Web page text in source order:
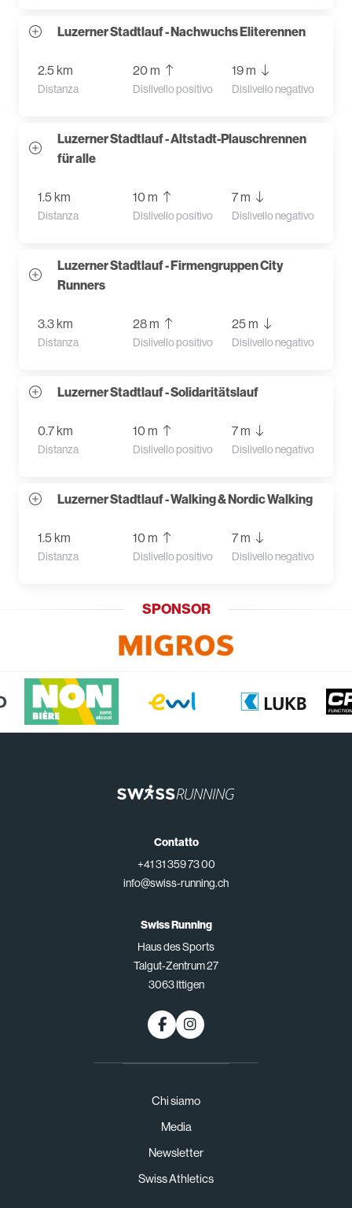
Luzerner Stadtlauf - Nachwuchs Eliterennen
2.5 km
Distanza
20 m
Dislivello positivo
19 m
Dislivello negativo
Luzerner Stadtlauf - Altstadt-Plauschrennen
für alle
1.5 km
Distanza
10 m
Dislivello positivo
7 m
Dislivello negativo
Luzerner Stadtlauf - Firmengruppen City
Runners
3.3 km
Distanza
28 m
Dislivello positivo
25 m
Dislivello negativo
Luzerner Stadtlauf - Solidaritätslauf
0.7 km
Distanza
10 m
Dislivello positivo
7 m
Dislivello negativo
Luzerner Stadtlauf - Walking & Nordic Walking
1.5 km
Distanza
10 m
Dislivello positivo
7 m
Dislivello negativo
SPONSOR
Chi siamo
Media
Newsletter
Swiss Athletics
Contatto
+41 31 359 73 00
info@swiss-running.ch
Swiss Running
Haus des Sports
Talgut-Zentrum 27
3063 Ittigen